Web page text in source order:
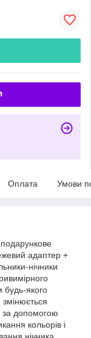
Оплата Умови
адаптер +
нічники
будь-якого
змінюється
за допомогою
кольорів і
нічника.